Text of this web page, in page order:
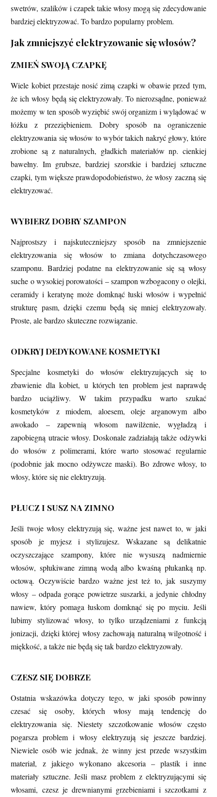
swetrów, szalików i czapek takie włosy mogą się zdecydowanie
bardziej elektryzować. To bardzo popularny problem.
Jak zmniejszyć elektryzowanie się włosów?
ZMIEŃ SWOJĄ CZAPKĘ
Wiele kobiet przestaje nosić zimą czapki w obawie przed tym,
że ich włosy będą się elektryzowały. To nierozsądne, ponieważ
możemy w ten sposób wyziębić swój organizm i wylądować w
łóżku z przeziębieniem. Dobry sposób na ograniczenie
elektryzowania się włosów to wybór takich nakryć głowy, które
zrobione są z naturalnych, gładkich materiałów np. cienkiej
bawełny. Im grubsze, bardziej szorstkie i bardziej sztuczne
czapki, tym większe prawdopodobieństwo, że włosy zaczną się
elektryzować.
WYBIERZ DOBRY SZAMPON
Najprostszy i najskuteczniejszy sposób na zmniejszenie
elektryzowania się włosów to zmiana dotychczasowego
szamponu. Bardziej podatne na elektryzowanie się są włosy
suche o wysokiej porowatości – szampon wzbogacony o olejki,
ceramidy i keratynę może domknąć łuski włosów i wypełnić
strukturę pasm, dzięki czemu będą się mniej elektryzowały.
Proste, ale bardzo skuteczne rozwiązanie.
ODKRYJ DEDYKOWANE KOSMETYKI
Specjalne kosmetyki do włosów elektryzujących się to
zbawienie dla kobiet, u których ten problem jest naprawdę
bardzo uciążliwy. W takim przypadku warto szukać
kosmetyków z miodem, aloesem, oleje arganowym albo
awokado – zapewnią włosom nawilżenie, wygładzą i
zapobiegną utracie włosy. Doskonale zadziałają także odżywki
do włosów z polimerami, które warto stosować regularnie
(podobnie jak mocno odżywcze maski). Bo zdrowe włosy, to
włosy, które się nie elektryzują.
PŁUCZ I SUSZ NA ZIMNO
Jeśli twoje włosy elektryzują się, ważne jest nawet to, w jaki
sposób je myjesz i stylizujesz. Wskazane są delikatnie
oczyszczające szampony, które nie wysuszą nadmiernie
włosów, spłukiwane zimną wodą albo kwaśną płukanką np.
octową. Oczywiście bardzo ważne jest też to, jak suszymy
włosy – odpada gorące powietrze suszarki, a jedynie chłodny
nawiew, który pomaga łuskom domknąć się po myciu. Jeśli
lubimy stylizować włosy, to tylko urządzeniami z funkcją
jonizacji, dzięki której włosy zachowają naturalną wilgotność i
miękkość, a także nie będą się tak bardzo elektryzowały.
CZESZ SIĘ DOBRZE
Ostatnia wskazówka dotyczy tego, w jaki sposób powinny
czesać się osoby, których włosy mają tendencję do
elektryzowania się. Niestety szczotkowanie włosów często
pogarsza problem i włosy elektryzują się jeszcze bardziej.
Niewiele osób wie jednak, że winny jest przede wszystkim
materiał, z jakiego wykonano akcesoria – plastik i inne
materiały sztuczne. Jeśli masz problem z elektryzującymi się
włosami, czesz je drewnianymi grzebieniami i szczotkami z